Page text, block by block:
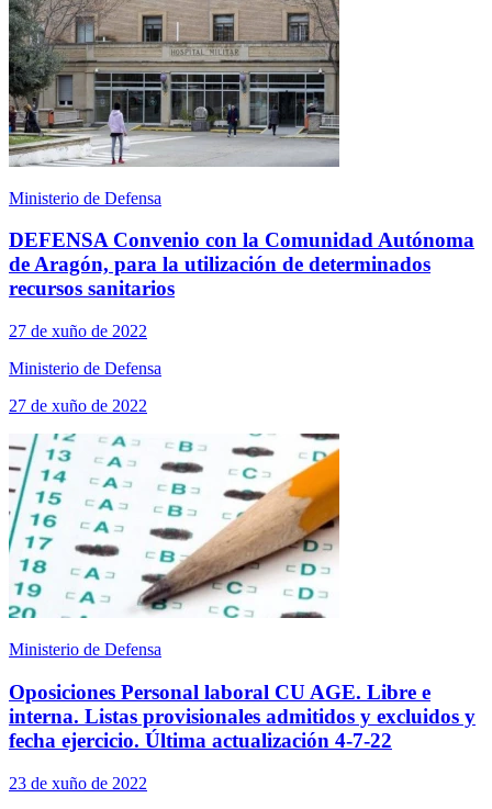
Ministerio de Defensa
DEFENSA Convenio con la Comunidad Autónoma
de Aragón, para la utilización de determinados
recursos sanitarios
27 de xuño de 2022
Ministerio de Defensa
27 de xuño de 2022
Ministerio de Defensa
Oposiciones Personal laboral CU AGE. Libre e
interna. Listas provisionales admitidos y excluidos y
fecha ejercicio. Última actualización 4-7-22
23 de xuño de 2022